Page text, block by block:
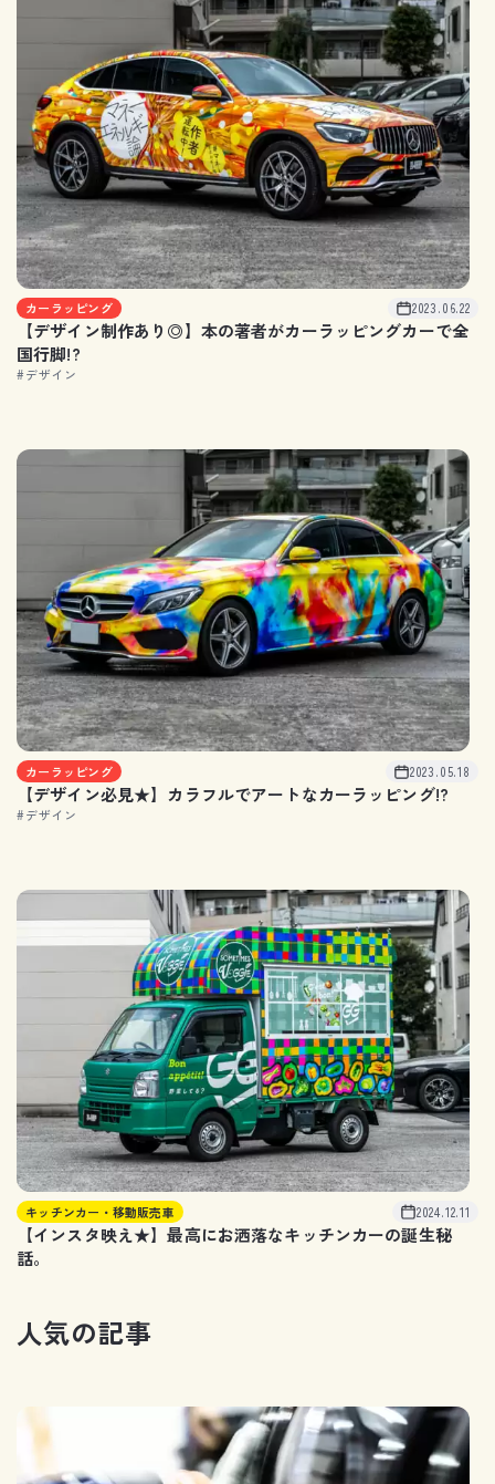
カーラッピング 2023.06.22
【デザイン制作あり◎】本の著者がカーラッピングカーで全
国行脚!?
#デザイン
カーラッピング 2023.05.18
【デザイン必見★】カラフルでアートなカーラッピング!?
#デザイン
キッチンカー・移動販売車 2024.12.11
【インスタ映え★】最高にお洒落なキッチンカーの誕生秘
話。
人気の記事